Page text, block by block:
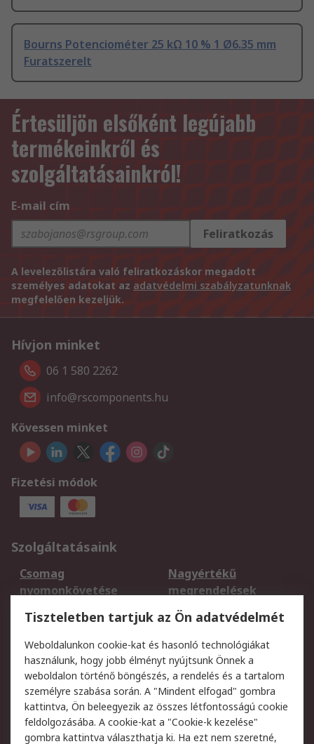
Bourns Potenciométer 25 kΩ 10 % 1 Ø6.35 mm
Furatszerelt
Értesüljön elsőként legújabb
termékeinkről és
szolgáltatásainkról!
E-mail cím
Feliratkozás
A levelezőlistára való feliratkozáskor megadott
személyes adatokat az adatvédelmi szabályzatunknak
megfelelően kezeljük.
Hívjon minket
06 1 580 2262
info@rscomponents.hu
Kövessen minket
Fizetési módok
Szolgáltatásaink
Csomag
nyomonkövetése
Nagyértékű
megrendelések
Regisztráció
Szállítás
Termékvisszaküldés
Szolgáltatások
Jogi
Adatvédelmi
szabályzat
Az RS értékesítési
feltételei
Tiszteletben tartjuk az Ön adatvédelmét
Weboldalunkon cookie-kat és hasonló technológiákat
használunk, hogy jobb élményt nyújtsunk Önnek a
weboldalon történő böngészés, a rendelés és a tartalom
személyre szabása során. A "Mindent elfogad" gombra
kattintva, Ön beleegyezik az összes létfontosságú cookie
feldolgozásába. A cookie-kat a "Cookie-k kezelése"
gombra kattintva választhatja ki. Ha ezt nem szeretné,